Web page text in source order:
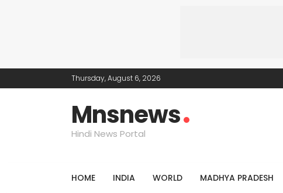
Thursday, August 6, 2026
Mnsnews
Hindi News Portal
HOME INDIA WORLD MADHYA PRADESH